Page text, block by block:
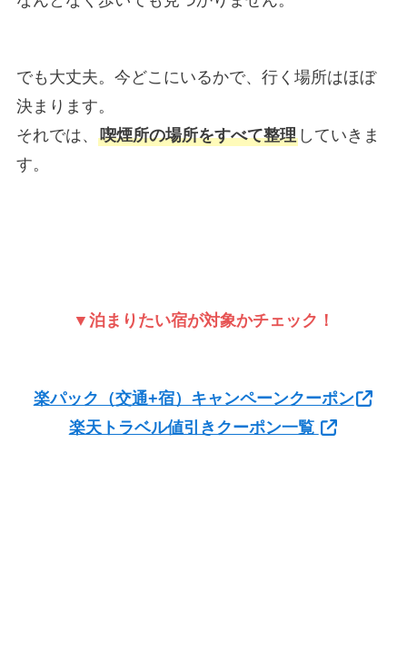
でも大丈夫。今どこにいるかで、行く場所はほぼ
決まります。
それでは、 喫煙所の場所をすべて整理していきま
す。
▼泊まりたい宿が対象かチェック！
楽パック（交通+宿）キャンペーンクーポン
楽天トラベル値引きクーポン一覧